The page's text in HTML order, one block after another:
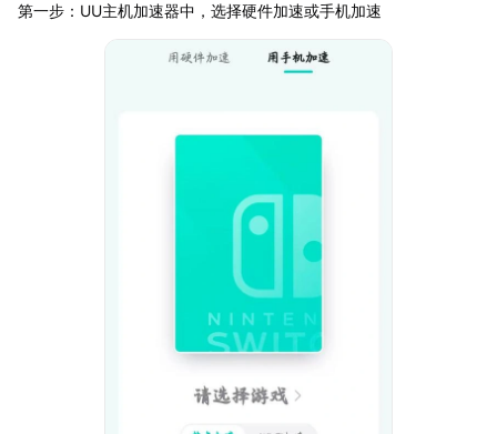
第一步：UU主机加速器中，选择硬件加速或手机加速